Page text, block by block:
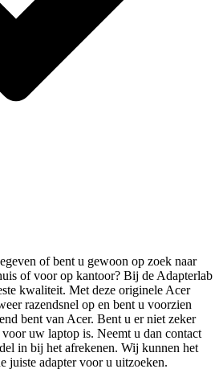
of bent u gewoon op zoek naar
of voor op kantoor? Bij de Adapterlab
kwaliteit. Met deze originele Acer
razendsnel op en bent u voorzien
bent van Acer. Bent u er niet zeker
uw laptop is. Neemt u dan contact
in bij het afrekenen. Wij kunnen het
juiste adapter voor u uitzoeken.